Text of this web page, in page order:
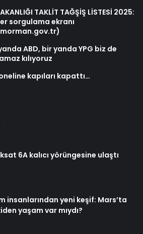
TAKLİT TAĞŞİŞ LİSTESİ 2025:
sorgulama ekranı
ABD, bir yanda YPG biz de
kılıyoruz
kapıları kapattı…
6A kalıcı yörüngesine ulaştı
insanlarından yeni keşif: Mars’ta
yaşam var mıydı?